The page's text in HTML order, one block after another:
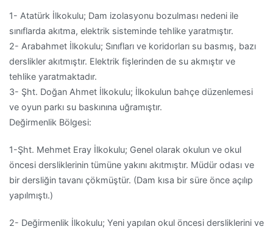
1- Atatürk İlkokulu; Dam izolasyonu bozulması nedeni ile
sınıflarda akıtma, elektrik sisteminde tehlike yaratmıştır.
2- Arabahmet İlkokulu; Sınıfları ve koridorları su basmış, bazı
derslikler akıtmıştır. Elektrik fişlerinden de su akmıştır ve
tehlike yaratmaktadır.
3- Şht. Doğan Ahmet İlkokulu; İlkokulun bahçe düzenlemesi
ve oyun parkı su baskınına uğramıştır.
Değirmenlik Bölgesi:
1-Şht. Mehmet Eray İlkokulu; Genel olarak okulun ve okul
öncesi dersliklerinin tümüne yakını akıtmıştır. Müdür odası ve
bir dersliğin tavanı çökmüştür. (Dam kısa bir süre önce açılıp
yapılmıştı.)
2- Değirmenlik İlkokulu; Yeni yapılan okul öncesi dersliklerini ve